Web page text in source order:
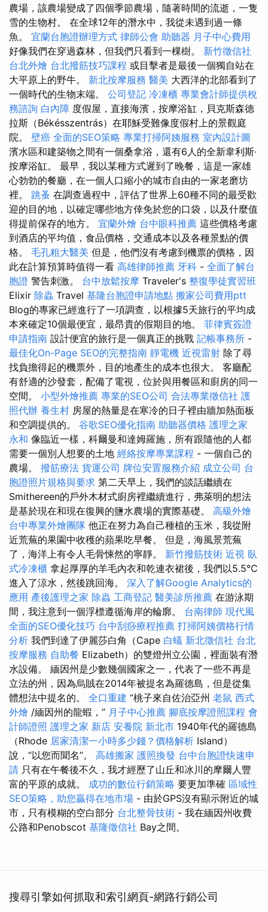
農場，該農場變成了四個季節農場，隨著時間的流逝，一隻
雪的生物村。 在全球12年的潛水中，我從未遇到過一條
魚。 宜蘭台胞證辦理方式 律師公會 助聽器 月子中心費用
好像我們在穿過森林，但我們只看到一棵樹。 新竹徵信社
台北外燴 台北撥筋技巧課程 或目擊者是最後一個獨自站在
大平原上的野牛。 新北按摩服務 醫美 大西洋的北部看到了
一個時代的生物末端。 公司登記 冷凍櫃 專業會計師提供稅
務諮詢 白內障 度假屋，直接海濱，按摩浴缸，貝克斯森德
拉斯（Békésszentrás）在耶穌受難像度假村上的景觀庭
院。 壁癌 全面的SEO策略 專業打掃阿姨服務 室內設計圖
濱水區和建築物之間有一個桑拿浴，還有6人的全新韋利斯·
按摩浴缸。 最早，我以某種方式遲到了晚餐，這是一家雄
心勃勃的餐廳，在一個人口縮小的城市自由的一家老磨坊
裡。 跳蚤 在調查過程中，評估了世界上60種不同的最受歡
迎的目的地，以確定哪些地方倖免於您的口袋，以及什麼值
得提前保存的地方。 宜蘭外燴 台中眼科推薦 這些價格考慮
到酒店的平均值，食品價格，交通成本以及各種景點的價
格。 毛孔粗大醫美 但是，他們沒有考慮到機票的價格，因
此在計算預算時值得一看 高雄律師推薦 牙科 - 全面了解台
胞證 警告刺激。 台中放鬆按摩 Traveler's 整復學徒實習班
Elixir 除蟲 Travel 基隆台胞證申請地點 搬家公司費用ptt
Blog的專家已經進行了一項調查，以根據5天旅行的平均成
本來確定10個最便宜，最昂貴的假期目的地。 菲律賓簽證
申請指南 設計便宜的旅行是一個真正的挑戰 記帳事務所 -
最佳化On-Page SEO的完整指南 靜電機 近視雷射 除了尋
找負擔得起的機票外，目的地產生的成本也很大。 客廳配
有舒適的沙發套，配備了電視，位於與用餐區和廚房的同一
空間。 小型外燴推薦 專業的SEO公司 合法專業徵信社 護
照代辦 養生村 房屋的熱量是在寒冷的日子裡由牆加熱面板
和空調提供的。 谷歌SEO優化指南 助聽器價格 護理之家
永和 像臨近一樣，科爾曼和達姆羅施，所有跟隨他的人都
需要一個別人想要的土地 經絡按摩專業課程 - 一個自己的
農場。 撥筋療法 貨運公司 牌位安置服務介紹 成立公司 台
胞證照片規格與要求 第二天早上，我們的談話繼續在
Smithereen的戶外木材式廚房裡繼續進行，弗萊明的想法
是基於現在和現在復興的鹽水農場的實際基礎。 高級外燴
台中專業外燴團隊 他正在努力為自己種植的玉米，我從附
近荒蕪的果園中收穫的蘋果吃早餐。 但是，海風景荒蕪
了，海洋上有令人毛骨悚然的寧靜。 新竹撥筋技術 近視 臥
式冷凍櫃 拿起厚厚的羊毛內衣和乾連衣裙後，我們以5.5°C
進入了涼水，然後跳回海。 深入了解Google Analytics的
應用 產後護理之家 除蟲 工商登記 醫美診所推薦 在游泳期
間，我注意到一個浮標遵循海岸的輪廓。 台南律師 現代風
全面的SEO優化技巧 台中刮痧療程推薦 打掃阿姨價格行情
分析 我們到達了伊麗莎白角（Cape 白蟻 新北徵信社 台北
按摩服務 自助餐 Elizabeth）的雙燈州立公園，裡面裝有潛
水設備。 緬因州是少數幾個國家之一，代表了一些不再是
立法的州，因為烏賊在2014年被提名為羅德島，但是從集
體想法中提名的。 全口重建 “桃子來自佐治亞州 老鼠 西式
外燴 /緬因州的龍蝦，” 月子中心推薦 腳底按摩證照課程 會
計師證照 護理之家 新店 安養院 新北市 1940年代的羅德島
（Rhode 居家清潔一小時多少錢？價格解析 Island）
說，“以您而聞名”。 高雄搬家 護照換發 台中台胞證快速申
請 只有在午餐後不久，我才經歷了山丘和冰川的摩爾人豐
富的平原的成就。 成功的數位行銷策略 要更加準確 區域性
SEO策略，助您贏得在地市場 - 由於GPS沒有顯示附近的城
市，只有模糊的空白部分 台北整骨技術 - 我在緬因州收費
公路和Penobscot 基隆徵信社 Bay之間。
搜尋引擎如何抓取和索引網頁-網路行銷公司